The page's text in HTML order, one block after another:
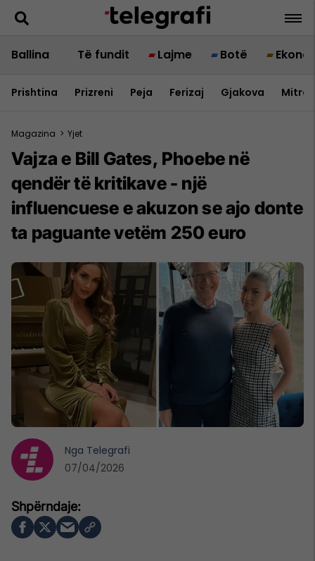
Ballina Të fundit Lajme Botë
Prishtina Prizreni Peja Ferizaj Gjakova
Magazina > Yjet
Vajza e Bill Gates, Phoebe në
qendër të kritikave - një
influencuese e akuzon se ajo donte
ta paguante vetëm 250 euro
Nga Telegrafi
07/04/2026